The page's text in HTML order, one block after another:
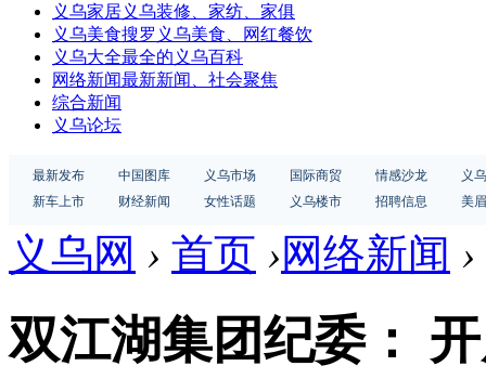
义乌家居义乌装修、家纺、家俱
义乌美食搜罗义乌美食、网红餐饮
义乌大全最全的义乌百科
网络新闻最新新闻、社会聚焦
综合新闻
义乌论坛
最新发布 中国图库 义乌市场 国际商贸 情感沙龙
义
新车上市
财经新闻 女性话题 义乌楼市 招聘信息 美
义乌网 › 首页 ›网络新闻 ›
双江湖集团纪委：